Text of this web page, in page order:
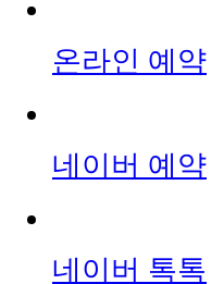
온라인 예약
네이버 예약
네이버 톡톡